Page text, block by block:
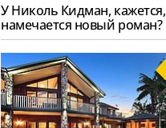
У Николь Кидман, кажется,
намечается новый роман?